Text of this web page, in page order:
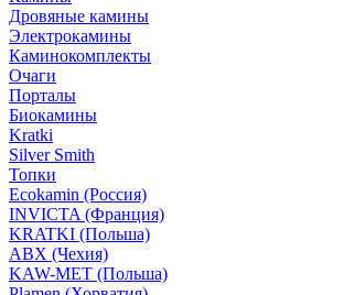
Дровяные камины
Электрокамины
Каминокомплекты
Очаги
Порталы
Биокамины
Kratki
Silver Smith
Топки
Ecokamin (Россия)
INVICTA (Франция)
KRATKI (Польша)
ABX (Чехия)
KAW-MET (Польша)